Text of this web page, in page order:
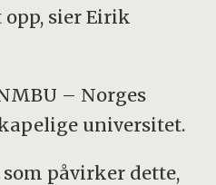
sier Eirik
– Norges
universitet.
påvirker dette,